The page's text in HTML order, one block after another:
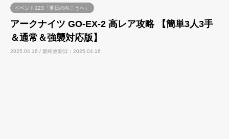
イベント123「落日の向こうへ」
アークナイツ GO-EX-2 高レア攻略 【簡単3人3手
＆通常＆強襲対応版】
2025.04.16 / 最終更新日：2025.04.16